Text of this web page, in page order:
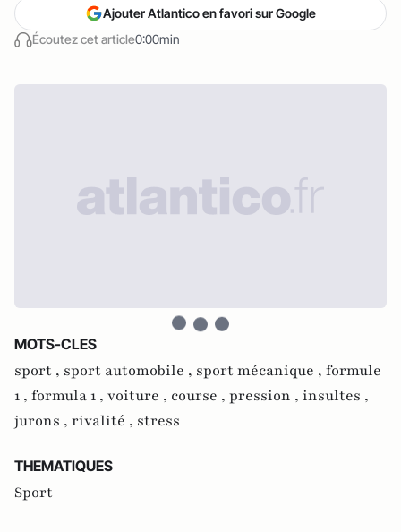
Écoutez cet article0:00min
Ajouter Atlantico en favori sur Google
MOTS-CLES
sport , sport automobile , sport mécanique , formule
1 , formula 1 , voiture , course , pression , insultes ,
jurons , rivalité , stress
THEMATIQUES
Sport